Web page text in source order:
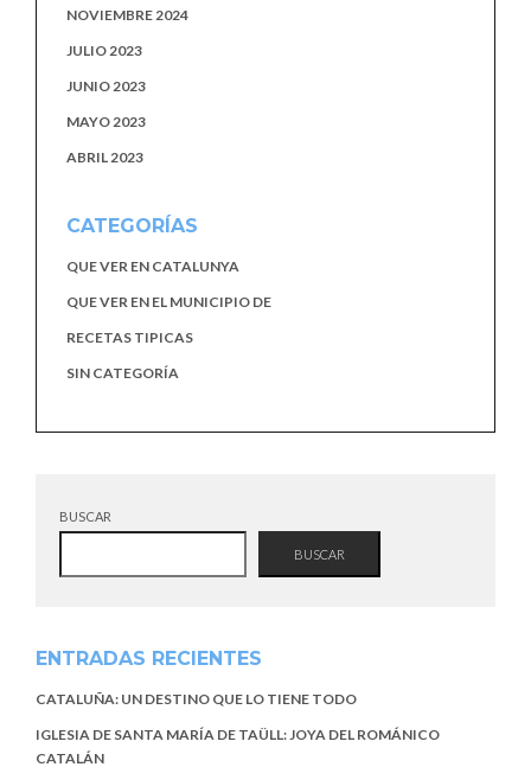
NOVIEMBRE 2024
JULIO 2023
JUNIO 2023
MAYO 2023
ABRIL 2023
CATEGORÍAS
QUE VER EN CATALUNYA
QUE VER EN EL MUNICIPIO DE
RECETAS TIPICAS
SIN CATEGORÍA
BUSCAR
BUSCAR
ENTRADAS RECIENTES
CATALUÑA: UN DESTINO QUE LO TIENE TODO
IGLESIA DE SANTA MARÍA DE TAÜLL: JOYA DEL ROMÁNICO
CATALÁN